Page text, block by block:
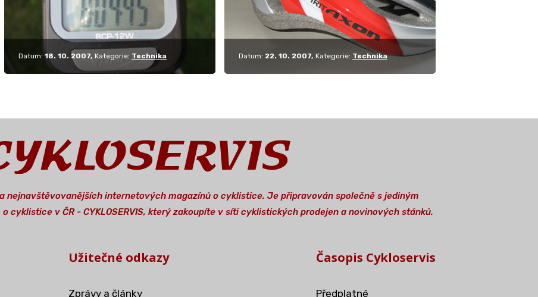
Datum: 18. 10. 2007 Kategorie: Technika Datum: 22. 10. 2007 Kategorie: Technika
nejnavštěvovanějších internetových magazínů o cyklistice. Je připravován společně s jediným
cyklistice v ČR - CYKLOSERVIS, který zakoupíte v síti cyklistických prodejen a novinových stánků.
Užitečné odkazy
Zprávy a články
Časopis Cykloservis
Předplatné